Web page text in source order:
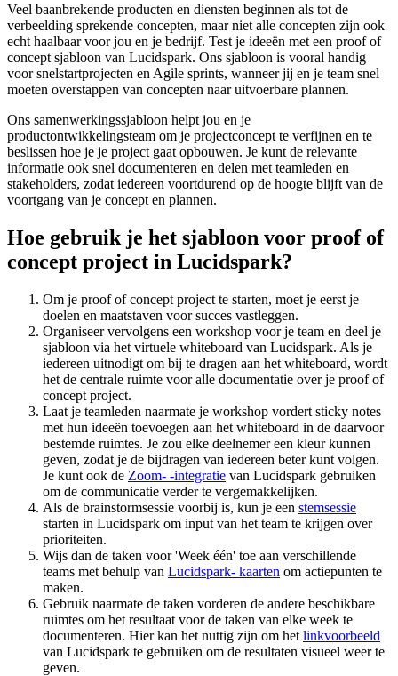
Veel baanbrekende producten en diensten beginnen als tot de
verbeelding sprekende concepten, maar niet alle concepten zijn ook
echt haalbaar voor jou en je bedrijf. Test je ideeën met een proof of
concept sjabloon van Lucidspark. Ons sjabloon is vooral handig
voor snelstartprojecten en Agile sprints, wanneer jij en je team snel
moeten overstappen van concepten naar uitvoerbare plannen.
Ons samenwerkingssjabloon helpt jou en je
productontwikkelingsteam om je projectconcept te verfijnen en te
beslissen hoe je je project gaat opbouwen. Je kunt de relevante
informatie ook snel documenteren en delen met teamleden en
stakeholders, zodat iedereen voortdurend op de hoogte blijft van de
voortgang van je concept en plannen.
Hoe gebruik je het sjabloon voor proof of
concept project in Lucidspark?
Om je proof of concept project te starten, moet je eerst je
doelen en maatstaven voor succes vastleggen.
Organiseer vervolgens een workshop voor je team en deel je
sjabloon via het virtuele whiteboard van Lucidspark. Als je
iedereen uitnodigt om bij te dragen aan het whiteboard, wordt
het de centrale ruimte voor alle documentatie over je proof of
concept project.
Laat je teamleden naarmate je workshop vordert sticky notes
met hun ideeën toevoegen aan het whiteboard in de daarvoor
bestemde ruimtes. Je zou elke deelnemer een kleur kunnen
geven, zodat je de bijdragen van iedereen beter kunt volgen.
Je kunt ook de Zoom- -integratie van Lucidspark gebruiken
om de communicatie verder te vergemakkelijken.
Als de brainstormsessie voorbij is, kun je een stemsessie
starten in Lucidspark om input van het team te krijgen over
prioriteiten.
Wijs dan de taken voor 'Week één' toe aan verschillende
teams met behulp van Lucidspark- kaarten om actiepunten te
maken.
Gebruik naarmate de taken vorderen de andere beschikbare
ruimtes om het resultaat voor de taken van elke week te
documenteren. Hier kan het nuttig zijn om het linkvoorbeeld
van Lucidspark te gebruiken om de resultaten visueel weer te
geven.